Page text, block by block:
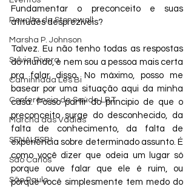
Revolta de Stonewall
Marsha P. Johnson
Sylvia Rivera
Caminhada Les Bi
Conferência de Saúde LBT
Marcha das Vadias
SENALESBI
São Carlos
São Paulo
Fundamentar o preconceito e suas
atitudes desprezíveis?
Talvez. Eu não tenho todas as respostas
do mundo, e nem sou a pessoa mais certa
pra falar disso. No máximo, posso me
basear por uma situação aqui da minha
casa. Posso partir do principio de que o
preconceito surge do desconhecido, da
falta de conhecimento, da falta de
experiência sobre determinado assunto. É
como você dizer que odeia um lugar só
porque ouve falar que ele é ruim, ou
porque você simplesmente tem medo do